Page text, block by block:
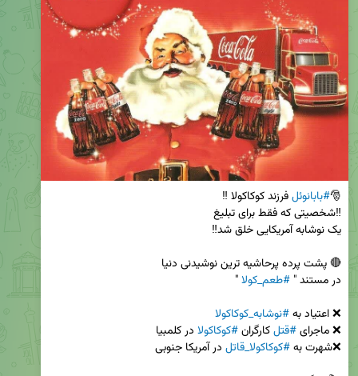
🎅#بابانوئل
در مستند " #طعم_کولا
❌ اعتیاد به #نوشابه_کوکاکولا
❌ ماجرای #قتل کارگران #کوکاکولا
❌شهرت به #کوکاکولا_قاتل